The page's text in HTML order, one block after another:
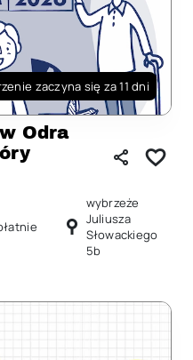
zaczyna się za 11 dni
Odra
wybrzeże
Juliusza
Słowackiego
5b